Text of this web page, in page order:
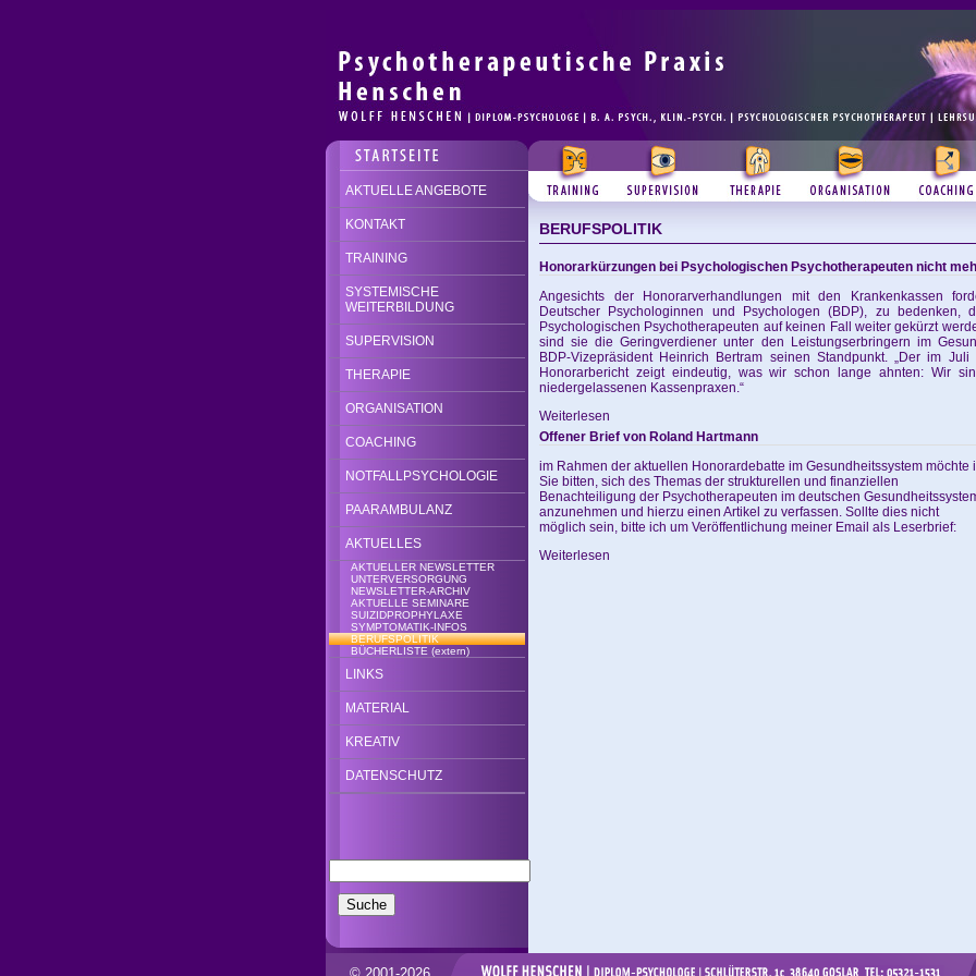
AKTUELLE ANGEBOTE
KONTAKT
TRAINING
SYSTEMISCHE
WEITERBILDUNG
SUPERVISION
THERAPIE
ORGANISATION
COACHING
NOTFALLPSYCHOLOGIE
PAARAMBULANZ
AKTUELLES
AKTUELLER NEWSLETTER
UNTERVERSORGUNG
NEWSLETTER-ARCHIV
AKTUELLE SEMINARE
SUIZIDPROPHYLAXE
SYMPTOMATIK-INFOS
BERUFSPOLITIK
BÜCHERLISTE (extern)
LINKS
MATERIAL
KREATIV
DATENSCHUTZ
BERUFSPOLITIK
Honorarkürzungen bei Psychologischen Psychotherapeuten nicht
Angesichts der Honorarverhandlungen mit den Krankenkassen
Deutscher Psychologinnen und Psychologen (BDP), zu bedenken,
Psychologischen Psychotherapeuten auf keinen Fall weiter gekürzt
sind sie die Geringverdiener unter den Leistungserbringern im
BDP-Vizepräsident Heinrich Bertram seinen Standpunkt. „Der im Juli
Honorarbericht zeigt eindeutig, was wir schon lange ahnten: Wir
niedergelassenen Kassenpraxen.“
Weiterlesen
Offener Brief von Roland Hartmann
im Rahmen der aktuellen Honorardebatte im Gesundheitssystem möchte
Sie bitten, sich des Themas der strukturellen und finanziellen
Benachteiligung der Psychotherapeuten im deutschen
anzunehmen und hierzu einen Artikel zu verfassen. Sollte dies nicht
möglich sein, bitte ich um Veröffentlichung meiner Email als Leserbrief:
Weiterlesen